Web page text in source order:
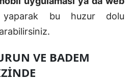
bu huzur dolu
VE BADEM